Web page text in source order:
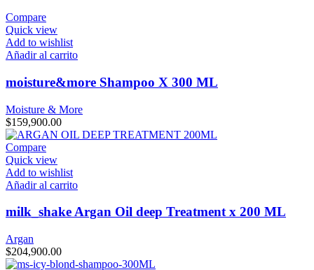
Compare
Quick view
Add to wishlist
Añadir al carrito
moisture&more Shampoo X 300 ML
Moisture & More
$159,900.00
Compare
Quick view
Add to wishlist
Añadir al carrito
milk_shake Argan Oil deep Treatment x 200 ML
Argan
$204,900.00